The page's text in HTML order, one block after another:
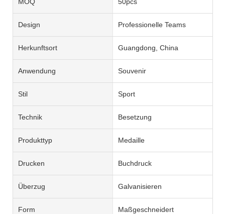
Design Professionelle Teams
Herkunftsort Guangdong, China
Anwendung Souvenir
Stil Sport
Technik Besetzung
Produkttyp Medaille
Drucken Buchdruck
Überzug Galvanisieren
Form Maßgeschneidert